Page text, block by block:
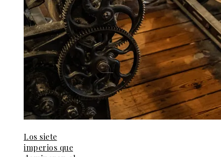
Los siete
imperios que